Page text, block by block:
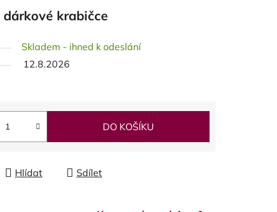
dárkové krabičce
Skladem - ihned k odeslání
12.8.2026
DO KOŠÍKU
Hlídat Sdílet